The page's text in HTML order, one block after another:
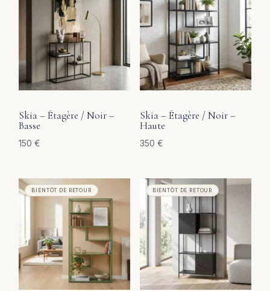
Skia – Étagère / Noir –
Basse
150€
Skia – Étagère / Noir –
Haute
350 €